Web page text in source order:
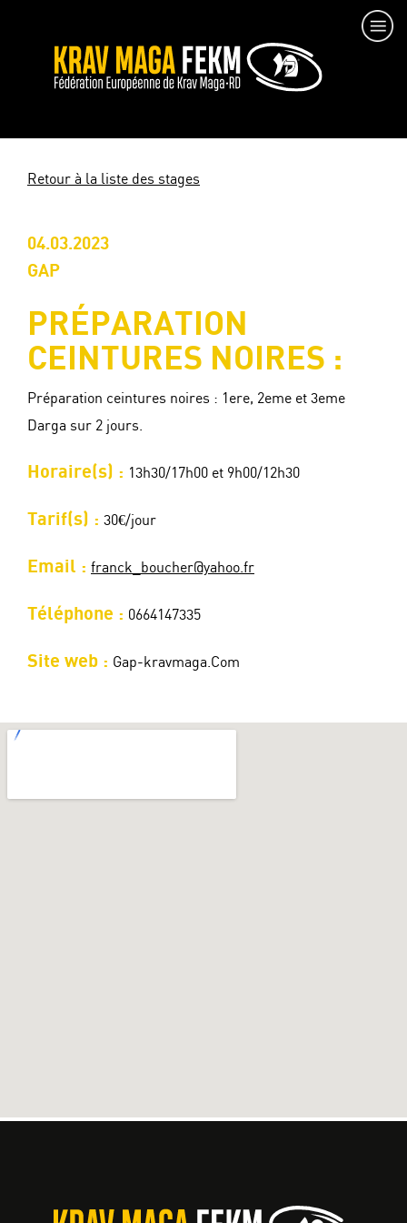
Retour à la liste des stages
04.03.2023
GAP
PRÉPARATION
CEINTURES NOIRES :
Préparation ceintures noires : 1ere, 2eme et 3eme
Darga sur 2 jours.
Horaire(s) : 13h30/17h00 et 9h00/12h30
Tarif(s) : 30€/jour
Email : franck_boucher@yahoo.fr
Téléphone : 0664147335
Site web : Gap-kravmaga.Com